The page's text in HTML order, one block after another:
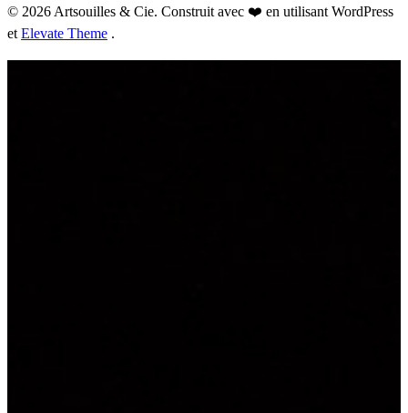
© 2026 Artsouilles & Cie. Construit avec ❤️ en utilisant WordPress
et Elevate Theme .